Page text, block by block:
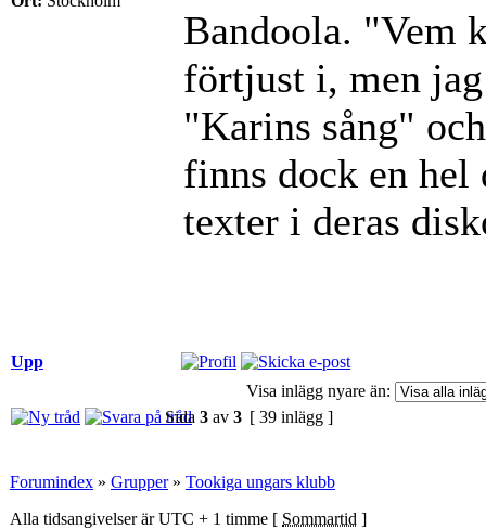
Bandoola. "Vem
förtjust i, men
"Karins sång"
finns dock en
texter i deras
Upp
Visa inlägg nyare än:
Sida 3 av 3 [ 39 inlägg ]
Forumindex » Grupper» Tookiga ungars klubb
Alla tidsangivelser är UTC + 1 timme [ Sommartid ]